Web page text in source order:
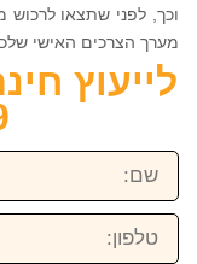
וכך, לפני שתצאו
מערך הצרכים האישי
שם:
טלפון: